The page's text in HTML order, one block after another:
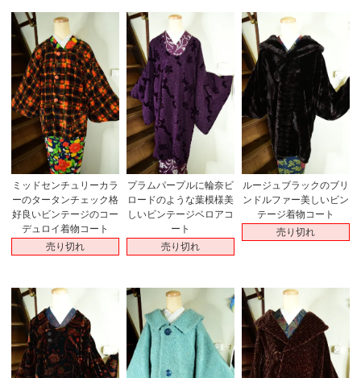
ミッドセンチュリーカラ
ーのタータンチェック格
好良いビンテージのコー
デュロイ着物コート
売り切れ
プラムパープルに輪奈ビ
ロードのような葉模様美
しいビンテージベロアコ
ート
売り切れ
ルージュブラックのブリ
ンドルファー美しいビン
テージ着物コート
売り切れ